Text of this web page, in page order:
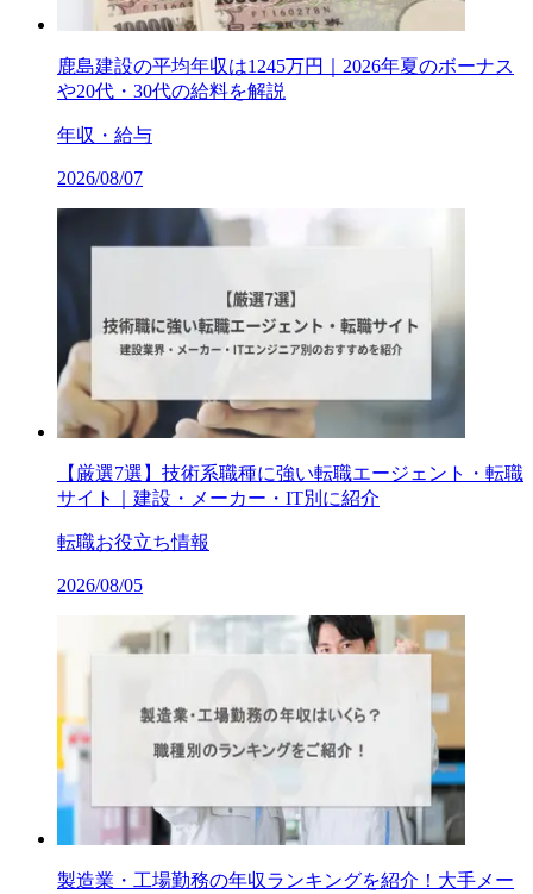
鹿島建設の平均年収は1245万円｜2026年夏のボーナス
や20代・30代の給料を解説
年収・給与
2026/08/07
【厳選7選】技術系職種に強い転職エージェント・転職
サイト｜建設・メーカー・IT別に紹介
転職お役立ち情報
2026/08/05
製造業・工場勤務の年収ランキングを紹介！大手メー